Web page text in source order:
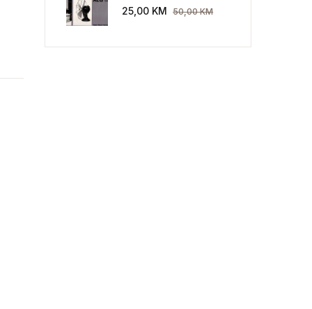
Industriekultur: Peter
25,00 KM 50,00KM